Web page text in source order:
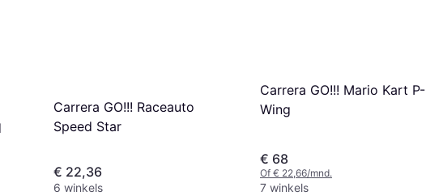
Carrera GO!!! Raceauto
Speed Star
€ 22,36
6 winkels
Carrera GO!!! Mario Kart P-
Wing
€ 68
Of € 22,66/mnd.
7 winkels